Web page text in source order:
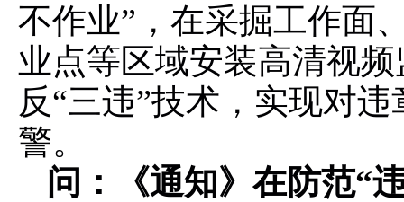
不作业”，在采掘工作面
业点等区域安装高清视
反“三违”技术，实现对
警。
问：《通知》在防范“